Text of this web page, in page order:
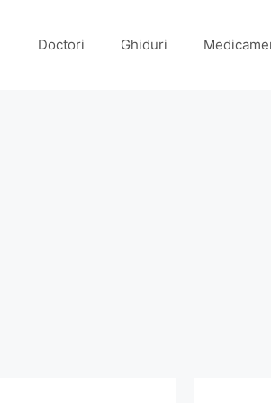
Doctori Ghiduri